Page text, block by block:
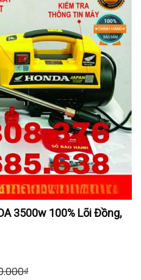
3500w 100% Lõi Đồng,
₫